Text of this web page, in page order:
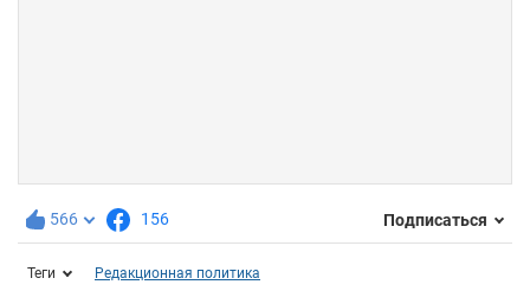
566 156 Подписаться
Теги Редакционная политика